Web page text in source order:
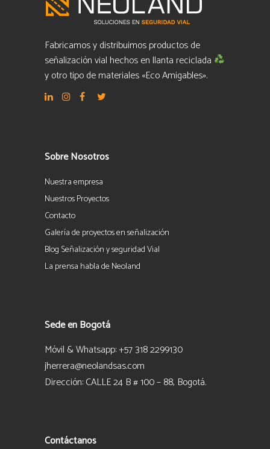
Fabricamos y distribuimos productos de
señalización vial hechos en llanta reciclada
y otro tipo de materiales «Eco Amigables».
Sobre Nosotros
Nuestra empresa
Nuestros Proyectos
Contacto
Galería de proyectos en señalización
Blog Señalización y seguridad Vial
La prensa habla de Neoland
Sede en Bogotá
Móvil & Whatsapp: +57 318 2299130
jherrera@neolandsas.com
Dirección: CALLE 24 B # 100 – 88, Bogotá.
Contáctanos